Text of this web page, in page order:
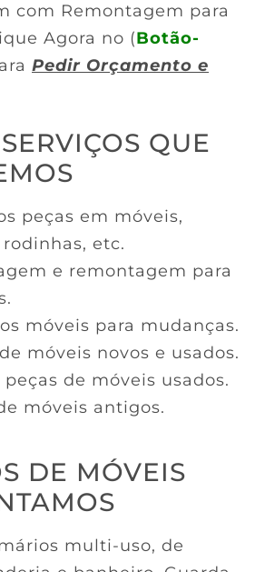
com Remontagem para
Agora no (Botão-
Pedir Orçamento e
QUE
peças em móveis,
etc.
e remontagem para
móveis para mudanças.
móveis novos e usados.
peças de móveis usados.
móveis antigos.
DE MÓVEIS
multi-uso, de